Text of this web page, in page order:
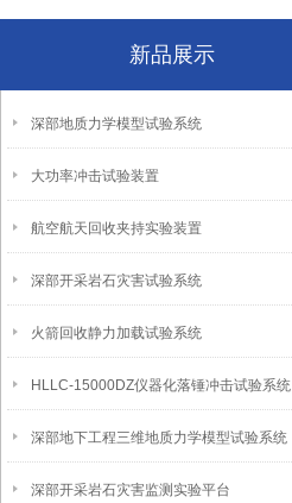
新品展示
深部地质力学模型试验系统
大功率冲击试验装置
航空航天回收夹持实验装置
深部开采岩石灾害试验系统
火箭回收静力加载试验系统
HLLC-15000DZ仪器化落锤冲击试验系统
深部地下工程三维地质力学模型试验系统
深部开采岩石灾害监测实验平台